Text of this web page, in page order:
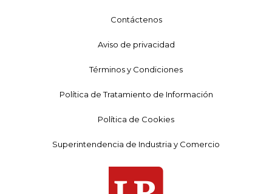
Contáctenos
Aviso de privacidad
Términos y Condiciones
Política de Tratamiento de Información
Política de Cookies
Superintendencia de Industria y Comercio